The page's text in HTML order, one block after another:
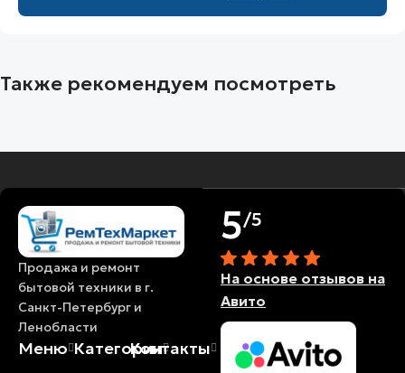
Также рекомендуем посмотреть
Продажа и ремонт
бытовой техники в г.
Санкт-Петербург и
Ленобласти
Меню КатегорииКонтакты
5/5
На основе отзывов на
Авито